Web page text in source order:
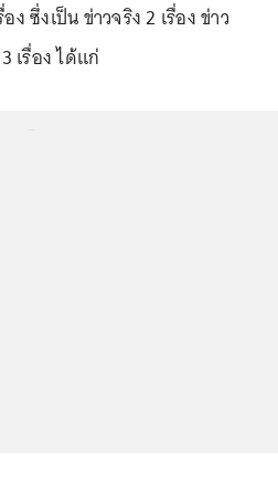
ซึ่งเป็น ข่าวจริง 2 เรื่อง ข่าว
เรื่อง ได้แก่